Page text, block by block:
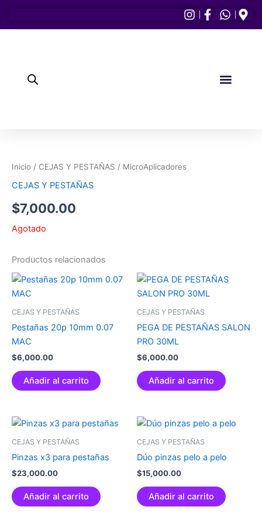
Inicio / CEJAS Y PESTAÑAS / MicroAplicadores
CEJAS Y PESTAÑAS
$7,000.00
Agotado
Productos relacionados
CEJAS Y PESTAÑAS
Pestañas 20p 10mm 0.07
MAC
$6,000.00
Añadir al carrito
CEJAS Y PESTAÑAS
PEGA DE PESTAÑAS SALON
PRO 30ML
$6,000.00
Añadir al carrito
CEJAS Y PESTAÑAS
Pinzas x3 para pestañas
$23,000.00
Añadir al carrito
CEJAS Y PESTAÑAS
Dúo pinzas pelo a pelo
$15,000.00
Añadir al carrito